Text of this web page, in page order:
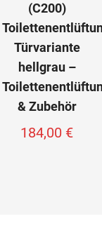
(C200)
Türvariante
hellgrau –
& Zubehör
184,00 €